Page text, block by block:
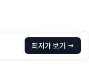
최저가 보기 →